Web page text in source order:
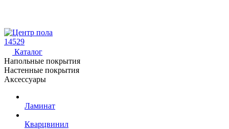
14529
Каталог
Напольные покрытия
Настенные покрытия
Аксессуары
Ламинат
Кварцвинил